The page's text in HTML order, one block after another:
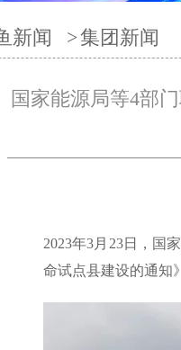
新闻 >集团新闻
国家能源局等4部
2023年3月23日，国
命试点县建设的通知